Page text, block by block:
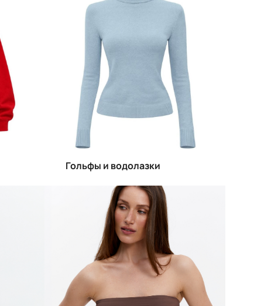
Гольфы и водолазки